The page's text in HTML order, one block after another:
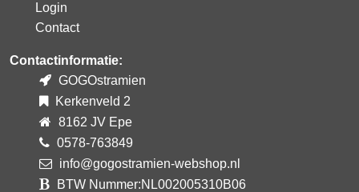
Login
Contact
Contactinformatie:
GOGOstramien
Kerkenveld 2
8162 JV Epe
0578-763849
info@gogostramien-webshop.nl
BTW Nummer:NL002005310B06